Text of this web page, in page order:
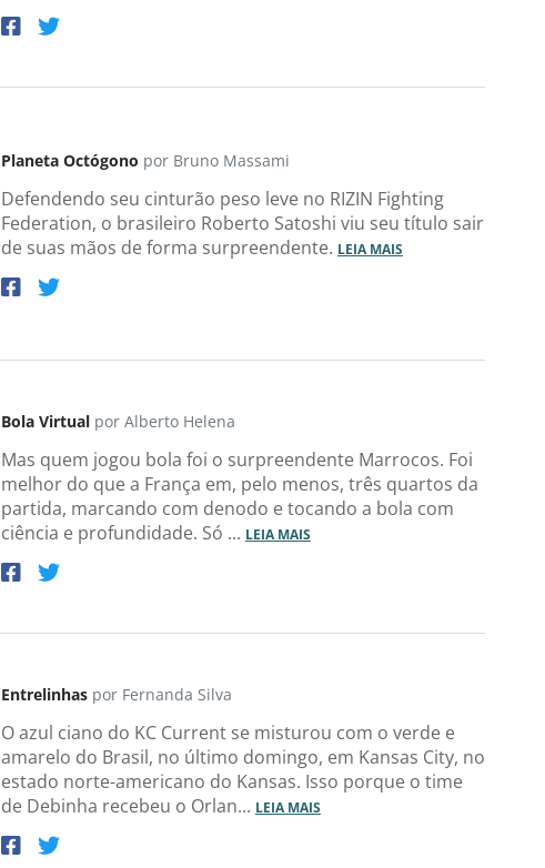
Planeta Octógono por Bruno Massami
Defendendo seu cinturão peso leve no RIZIN Fighting
Federation, o brasileiro Roberto Satoshi viu seu título sair
de suas mãos de forma surpreendente. LEIA MAIS
Bola Virtualpor Alberto Helena
Mas quem jogou bola foi o surpreendente Marrocos. Foi
melhor do que a França em, pelo menos, três quartos da
partida, marcando com denodo e tocando a bola com
ciência e profundidade. Só ... LEIA MAIS
Entrelinhaspor Fernanda Silva
O azul ciano do KC Current se misturou com o verde e
amarelo do Brasil, no último domingo, em Kansas City, no
estado norte-americano do Kansas. Isso porque o time
de Debinha recebeu o Orlan... LEIA MAIS